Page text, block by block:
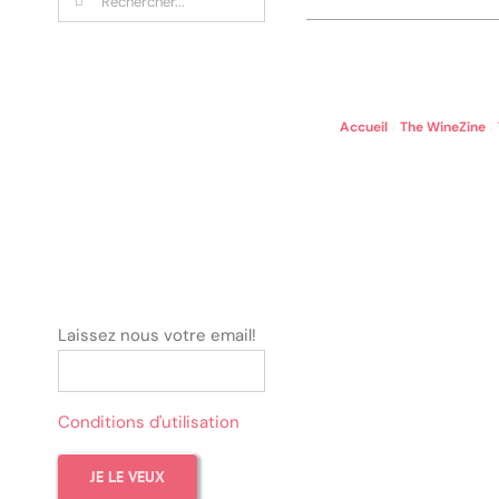
Accueil /The WineZine /
Laissez nous votre email!
Conditions d'utilisation